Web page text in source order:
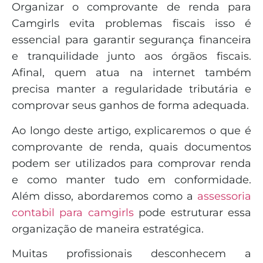
Organizar o comprovante de renda para
Camgirls evita problemas fiscais isso é
essencial para garantir segurança financeira
e tranquilidade junto aos órgãos fiscais.
Afinal, quem atua na internet também
precisa manter a regularidade tributária e
comprovar seus ganhos de forma adequada.
Ao longo deste artigo, explicaremos o que é
comprovante de renda, quais documentos
podem ser utilizados para comprovar renda
e como manter tudo em conformidade.
Além disso, abordaremos como a assessoria
contabil para camgirlspode estruturar essa
organização de maneira estratégica.
Muitas profissionais desconhecem a